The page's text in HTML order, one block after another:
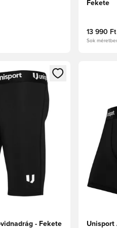
Fekete
13 990 Ft
Sok
bejelentkezéshez vagy a
- Fekete Unisport